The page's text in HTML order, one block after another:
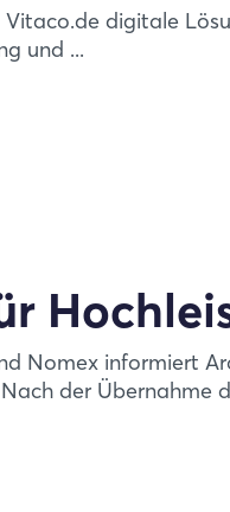
Vitaco.de digitale
und ...
Nomex informiert
der Übernahme